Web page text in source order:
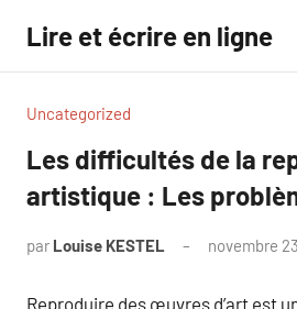
contenu
Lire et écrire en ligne
Uncategorized
Les difficultés de la
artistique : Les
par Louise KESTEL novembre
Reproduire des œuvres d’art est